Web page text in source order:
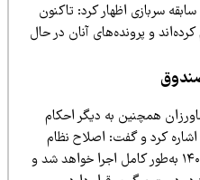
سربازی اظهار کرد: تاکنون
و پرونده‌های آنان در حال
همچنین به دیگر احکام
کرد و گفت: اصلاح نظام
صندوق تا پایان خرداد ۱۴۰۵ به‌طور کامل اجرا خواهد شد و